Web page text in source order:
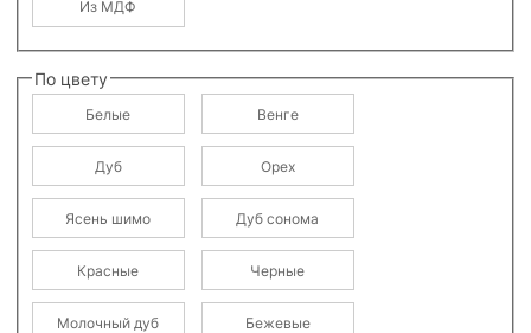
Из МДФ
По цвету
Белые Венге
Дуб Орех
Ясень шимо Дуб сонома
Красные Черные
Молочный дуб Бежевые